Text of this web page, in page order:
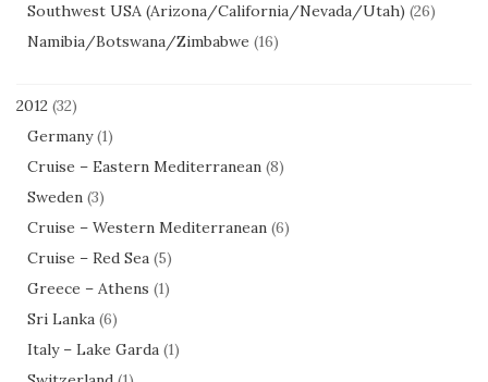
Southwest USA (Arizona/California/Nevada/Utah) (26)
Namibia/Botswana/Zimbabwe (16)
2012 (32)
Germany(1)
Cruise – Eastern Mediterranean (8)
Sweden (3)
Cruise – Western Mediterranean (6)
Cruise – Red Sea (5)
Greece – Athens (1)
Sri Lanka (6)
Italy – Lake Garda (1)